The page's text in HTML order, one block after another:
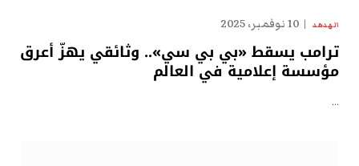
الهدهد 10 نوفمبر، 2025
ترامب يسقط «بي بي سي».. وثائقي يهزّ أعرق
مؤسسة إعلامية في العالم
…